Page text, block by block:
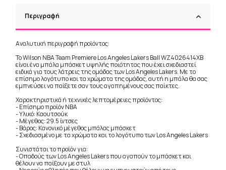
Περιγραφή
Αναλυτική περιγραφή προϊόντος:
Το Wilson NBA Team Premiere Los Angeles Lakers Ball WZ4026414XB
είναι ένα μπάλα μπάσκετ υψηλής ποιότητας που έχει σχεδιαστεί
ειδικά για τους λάτρεις της ομάδας των Los Angeles Lakers. Με το
επίσημο λογότυπο και τα χρώματα της ομάδας, αυτή η μπάλα θα σας
εμπνεύσει να παίξετε σαν τους αγαπημένους σας παίκτες.
Χαρακτηριστικά ή τεχνικές λεπτομέρειες προϊόντος:
- Επίσημο προϊόν NBA
- Υλικό: Καουτσούκ
- Μέγεθος: 29.5 ίντσες
- Βάρος: Κανονικό μέγεθος μπάλας μπάσκετ
- Σχεδιασμένο με τα χρώματα και το λογότυπο των Los Angeles Lakers
Συνιστάται το προϊόν για:
- Οπαδούς των Los Angeles Lakers που αγαπούν το μπάσκετ και
θέλουν να παίξουν με στυλ